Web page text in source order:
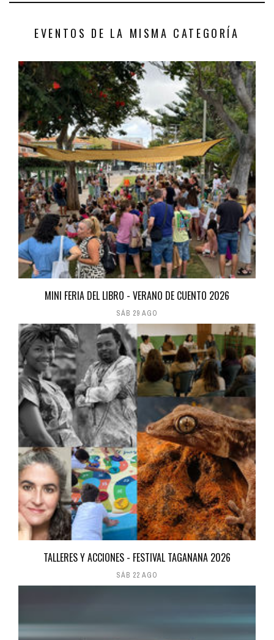
EVENTOS DE LA MISMA CATEGORÍA
MINI FERIA DEL LIBRO - VERANO DE CUENTO 2026
SÁB 29 AGO
TALLERES Y ACCIONES - FESTIVAL TAGANANA 2026
SÁB 22 AGO